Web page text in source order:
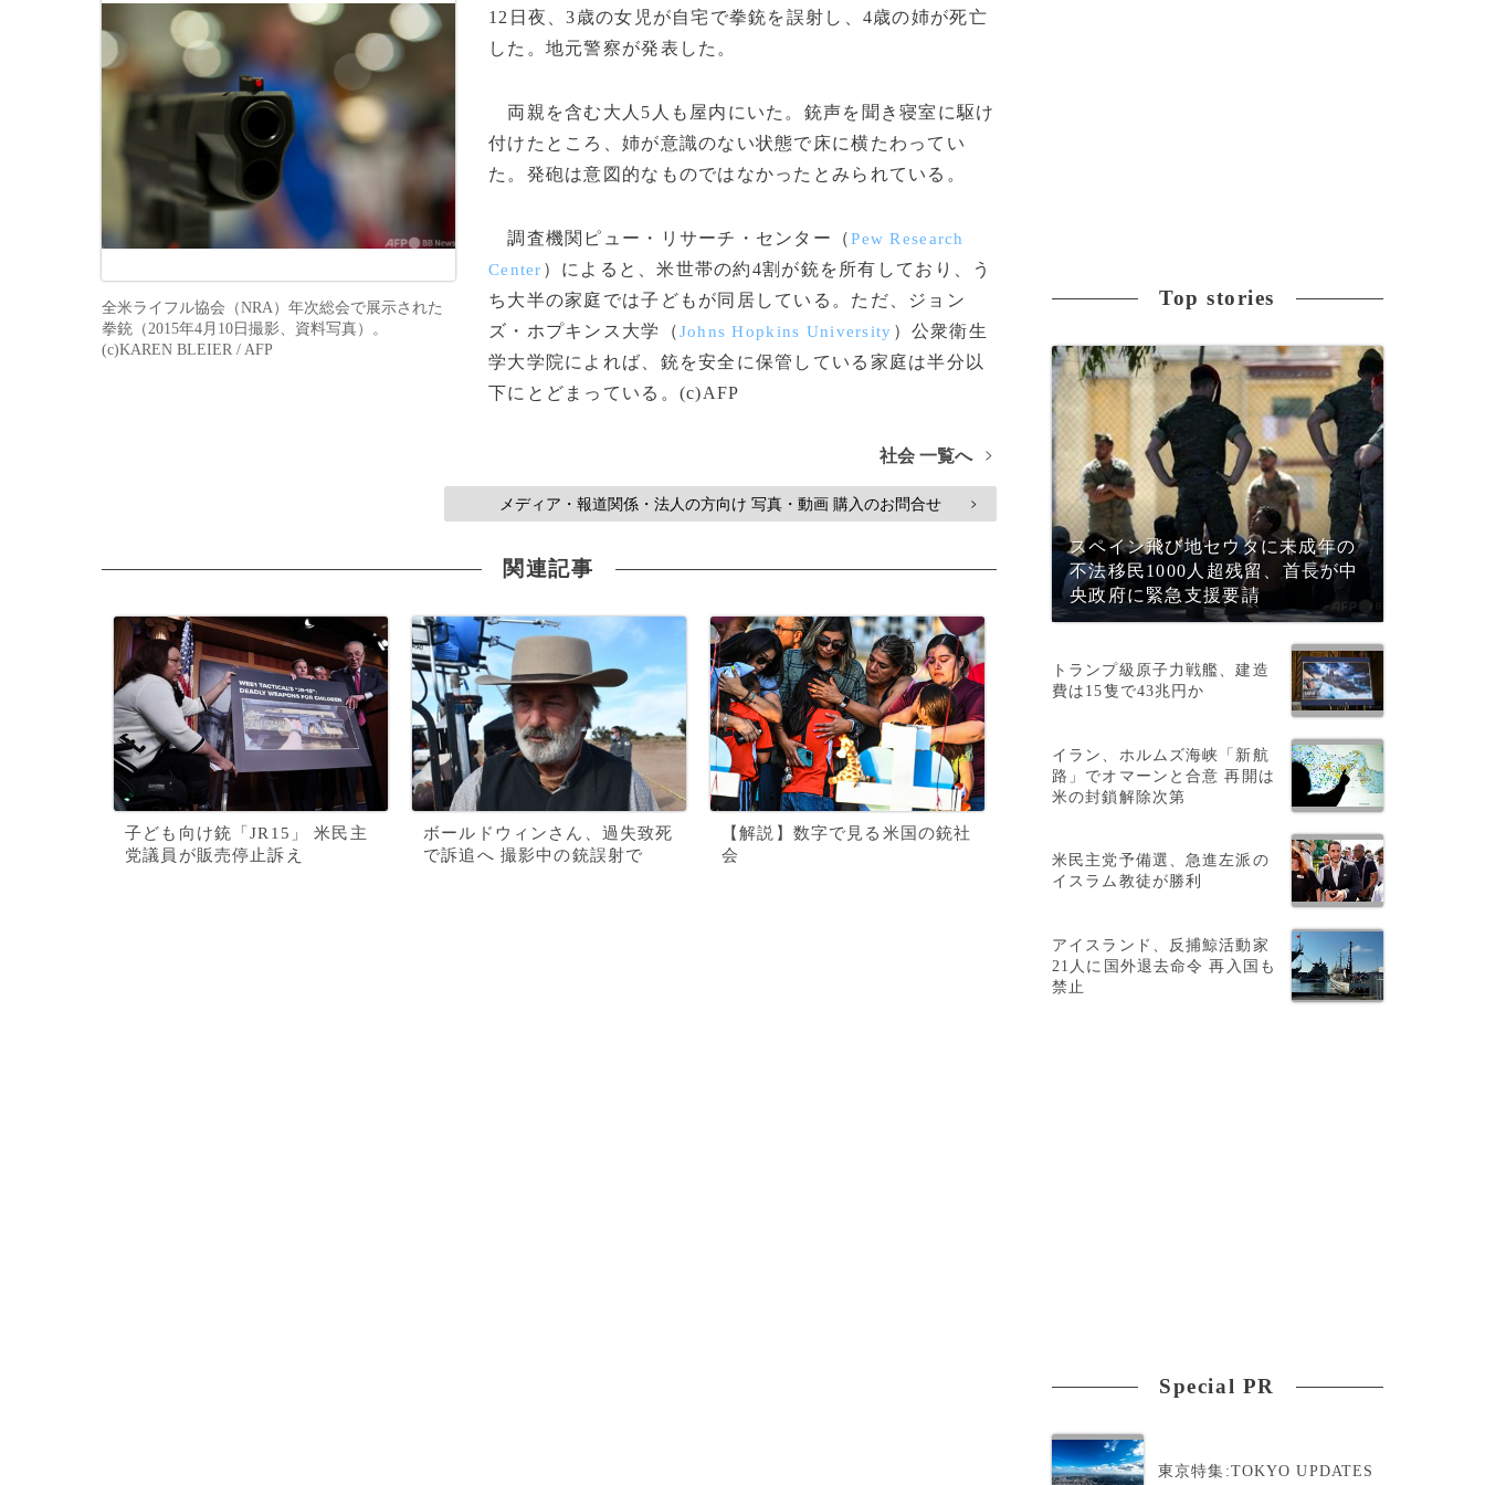
全米ライフル協会（NRA）年次総会で展示された
拳銃（2015年4月10日撮影、資料写真）。
(c)KAREN BLEIER / AFP
12日夜、3歳の女児が自宅で拳銃を誤射し、4歳の姉が死亡
した。地元警察が発表した。
両親を含む大人5人も屋内にいた。銃声を聞き寝室に駆け
付けたところ、姉が意識のない状態で床に横たわってい
た。発砲は意図的なものではなかったとみられている。
調査機関ピュー・リサーチ・センター（Pew Research
Center ）によると、米世帯の約4割が銃を所有しており、う
ち大半の家庭では子どもが同居している。ただ、ジョン
ズ・ホプキンス大学（Johns Hopkins University ）公衆衛生
学大学院によれば、銃を安全に保管している家庭は半分以
下にとどまっている。(c)AFP
社会 一覧へ >
メディア・報道関係・法人の方向け 写真・動画 購入のお問合せ >
関連記事
子ども向け銃「JR15」 米民主
党議員が販売停止訴え
ボールドウィンさん、過失致死
で訴追へ 撮影中の銃誤射で
【解説】数字で見る米国の銃社
会
Top stories
スペイン飛び地セウタに未成年の
不法移民1000人超残留、首長が中
央政府に緊急支援要請
トランプ級原子力戦艦、建造
費は15隻で43兆円か
イラン、ホルムズ海峡「新航
路」でオマーンと合意 再開は
米の封鎖解除次第
米民主党予備選、急進左派の
イスラム教徒が勝利
アイスランド、反捕鯨活動家
21人に国外退去命令 再入国も
禁止
Special PR
東京特集:TOKYO UPDATES